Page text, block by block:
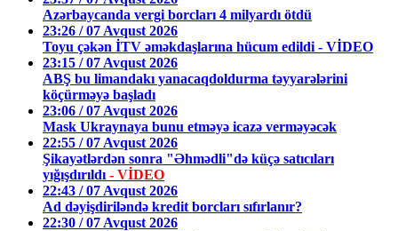
Azərbaycanda vergi borcları 4 milyardı ötdü
23:26 / 07 Avqust 2026
Toyu çəkən İTV əməkdaşlarına hücum edildi - VİDEO
23:15 / 07 Avqust 2026
ABŞ bu limandakı yanacaqdoldurma təyyarələrini
köçürməyə başladı
23:06 / 07 Avqust 2026
Mask Ukraynaya bunu etməyə icazə verməyəcək
22:55 / 07 Avqust 2026
Şikayətlərdən sonra "Əhmədli"də küçə satıcıları
yığışdırıldı - VİDEO
22:43 / 07 Avqust 2026
Ad dəyişdiriləndə kredit borcları sıfırlanır?
22:30 / 07 Avqust 2026